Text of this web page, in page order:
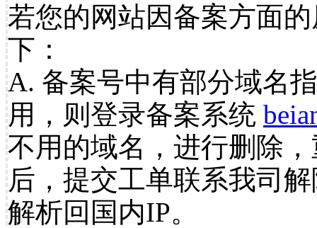
若您的网站因备案方面
下：
A. 备案号中有部分域名
用，则登录备案系统
不用的域名，进行删除
后，提交工单联系我司
解析回国内IP。